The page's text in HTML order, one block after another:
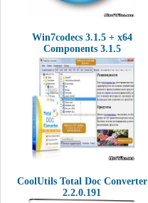
Win7codecs 3.1.5 + x64
Components 3.1.5
CoolUtils Total Doc Converter
2.2.0.191